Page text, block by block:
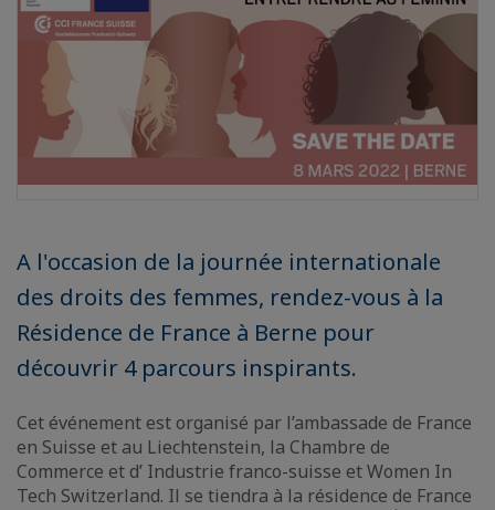
A l'occasion de la journée internationale
des droits des femmes, rendez-vous à la
Résidence de France à Berne pour
découvrir 4 parcours inspirants.
Cet événement est organisé par l’ambassade de France
en Suisse et au Liechtenstein, la Chambre de
Commerce et d’ Industrie franco-suisse et Women In
Tech Switzerland. Il se tiendra à la résidence de France